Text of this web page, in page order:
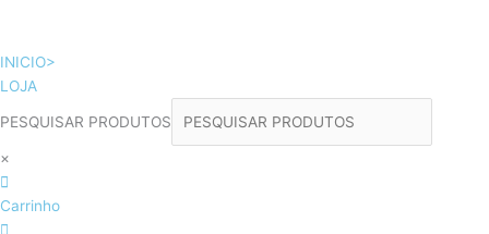
INICIO>
LOJA
PESQUISAR PRODUTOS
×
Carrinho